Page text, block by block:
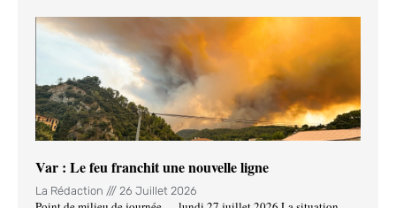
Var : Le feu franchit une nouvelle ligne
La Rédaction 26 Juillet 2026